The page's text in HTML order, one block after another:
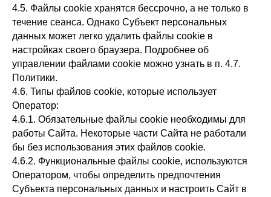
4.5. Файлы cookie хранятся бессрочно, а не только в
течение сеанса. Однако Субъект персональных
данных может легко удалить файлы cookie в
настройках своего браузера. Подробнее об
управлении файлами cookie можно узнать в п. 4.7.
Политики.
4.6. Типы файлов cookie, которые использует
Оператор:
4.6.1. Обязательные файлы cookie необходимы для
работы Сайта. Некоторые части Сайта не работали
бы без использования этих файлов cookie.
4.6.2. Функциональные файлы cookie, используются
Оператором, чтобы определить предпочтения
Субъекта персональных данных и настроить Сайт в